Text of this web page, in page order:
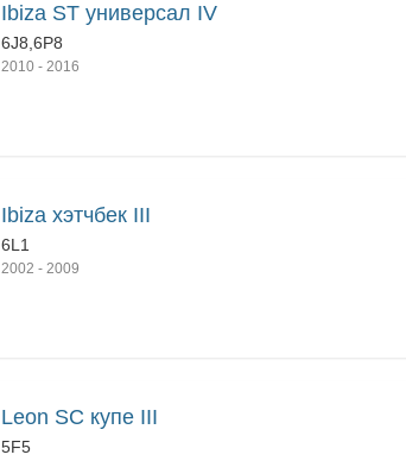
Ibiza ST универсал IV
6J8,6P8
2010 - 2016
Ibiza хэтчбек III
6L1
2002 - 2009
Leon SC купе III
5F5